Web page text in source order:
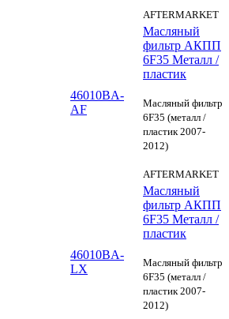
AFTERMARKET
46010BA-
AF
Масляный
фильтр АКПП
6F35 Металл /
пластик
Масляный фильтр
6F35 (металл /
пластик 2007-
2012)
AFTERMARKET
46010BA-
LX
Масляный
фильтр АКПП
6F35 Металл /
пластик
Масляный фильтр
6F35 (металл /
пластик 2007-
2012)